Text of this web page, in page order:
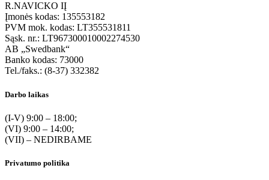
R.NAVICKO IĮ
Įmonės kodas: 135553182
PVM mok. kodas: LT355531811
Sąsk. nr.: LT967300010002274530
AB „Swedbank“
Banko kodas: 73000
Tel./faks.: (8-37) 332382
Darbo laikas
(I-V) 9:00 – 18:00;
(VI) 9:00 – 14:00;
(VII) – NEDIRBAME
Privatumo politika